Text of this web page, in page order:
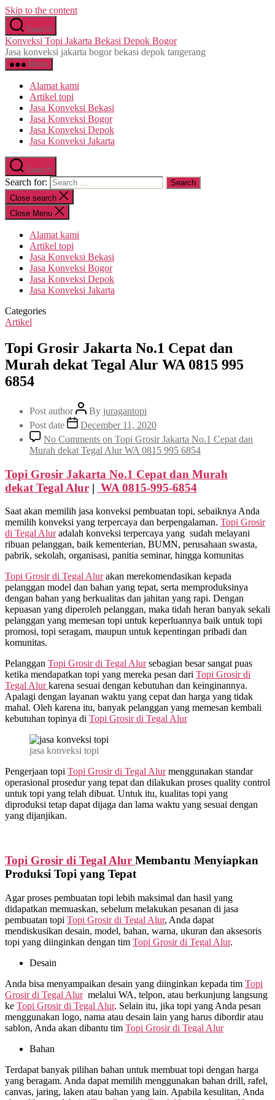
Skip to the content
Search
Konveksi Topi Jakarta Bekasi Depok Bogor
Jasa konveksi jakarta bogor bekasi depok tangerang
Menu
Alamat kami
Artikel topi
Jasa Konveksi Bekasi
Jasa Konveksi Bogor
Jasa Konveksi Depok
Jasa Konveksi Jakarta
Search
Search for:
Close search
Close Menu
Alamat kami
Artikel topi
Jasa Konveksi Bekasi
Jasa Konveksi Bogor
Jasa Konveksi Depok
Jasa Konveksi Jakarta
Categories
Artikel
Topi Grosir Jakarta No.1 Cepat dan
Murah dekat Tegal Alur WA 0815 995
6854
Post author By juragantopi
Post date
December 11, 2020
No Comments on Topi Grosir Jakarta No.1 Cepat dan
Murah dekat Tegal Alur WA 0815 995 6854
Topi Grosir Jakarta No.1 Cepat dan Murah
dekat Tegal Alur | WA 0815-995-6854
Saat akan memilih jasa konveksi pembuatan topi, sebaiknya Anda
memilih konveksi yang terpercaya dan berpengalaman. Topi Grosir
di Tegal Aluradalah konveksi terpercaya yang sudah melayani
ribuan pelanggan, baik kementerian, BUMN, perusahaan swasta,
pabrik, sekolah, organisasi, panitia seminar, hingga komunitas
Topi Grosir di Tegal Alurakan merekomendasikan kepada
pelanggan model dan bahan yang tepat, serta memproduksinya
dengan bahan yang berkualitas dan jahitan yang rapi. Dengan
kepuasan yang diperoleh pelanggan, maka tidah heran banyak sekali
pelanggan yang memesan topi untuk keperluannya baik untuk topi
promosi, topi seragam, maupun untuk kepentingan pribadi dan
komunitas.
Pelanggan Topi Grosir di Tegal Alursebagian besar sangat puas
ketika mendapatkan topi yang mereka pesan dari Topi Grosir di
Tegal Alur karena sesuai dengan kebutuhan dan keinginannya.
Apalagi dengan layanan waktu yang cepat dan harga yang tidak
mahal. Oleh karena itu, banyak pelanggan yang memesan kembali
kebutuhan topinya di Topi Grosir di Tegal Alur
jasa konveksi topi
Pengerjaan topi Topi Grosir di Tegal Alurmenggunakan standar
operasional prosedur yang tepat dan dilakukan proses quality control
untuk topi yang telah dibuat. Untuk itu, kualitas topi yang
diproduksi tetap dapat dijaga dan lama waktu yang sesuai dengan
yang dijanjikan.
Topi Grosir di Tegal Alur Membantu Menyiapkan
Produksi Topi yang Tepat
Agar proses pembuatan topi lebih maksimal dan hasil yang
didapatkan memuaskan, sebelum melakukan pesanan di jasa
pembuatan topi Topi Grosir di Tegal Alur, Anda dapat
mendiskusikan desain, model, bahan, warna, ukuran dan aksesoris
topi yang diinginkan dengan tim Topi Grosir di Tegal Alur.
Desain
Anda bisa menyampaikan desain yang diinginkan kepada tim Topi
Grosir di Tegal Alurmelalui WA, telpon, atau berkunjung langsung
ke Topi Grosir di Tegal Alur. Selain itu, jika topi yang Anda pesan
menggunakan logo, nama atau desain lain yang harus dibordir atau
sablon, Anda akan dibantu tim Topi Grosir di Tegal Alur
Bahan
Terdapat banyak pilihan bahan untuk membuat topi dengan harga
yang beragam. Anda dapat memilih menggunakan bahan drill, rafel,
canvas, jaring, laken atau bahan yang lain. Apabila kesulitan, Anda